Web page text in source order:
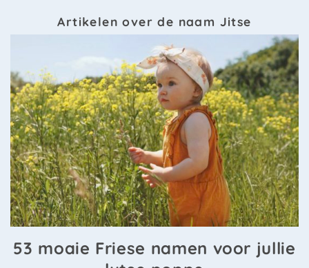
Artikelen over de naam Jitse
53 moaie Friese namen voor jullie